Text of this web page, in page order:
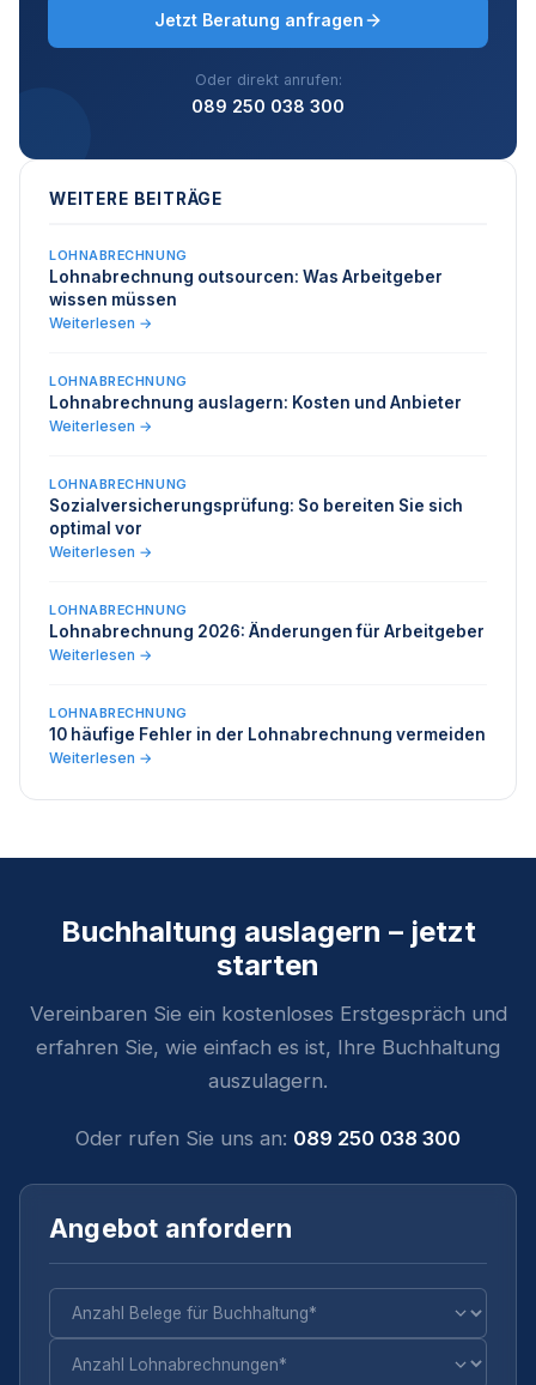
Jetzt Beratung anfragen
Oder direkt anrufen:
089 250 038 300
WEITERE BEITRÄGE
LOHNABRECHNUNG
Lohnabrechnung outsourcen: Was Arbeitgeber
wissen müssen
Weiterlesen →
LOHNABRECHNUNG
Lohnabrechnung auslagern: Kosten und Anbieter
Weiterlesen →
LOHNABRECHNUNG
Sozialversicherungsprüfung: So bereiten Sie sich
optimal vor
Weiterlesen →
LOHNABRECHNUNG
Lohnabrechnung 2026: Änderungen für Arbeitgeber
Weiterlesen →
LOHNABRECHNUNG
10 häufige Fehler in der Lohnabrechnung vermeiden
Weiterlesen →
Buchhaltung auslagern – jetzt
starten
Vereinbaren Sie ein kostenloses Erstgespräch und
erfahren Sie, wie einfach es ist, Ihre Buchhaltung
auszulagern.
Oder rufen Sie uns an: 089 250 038 300
Angebot anfordern